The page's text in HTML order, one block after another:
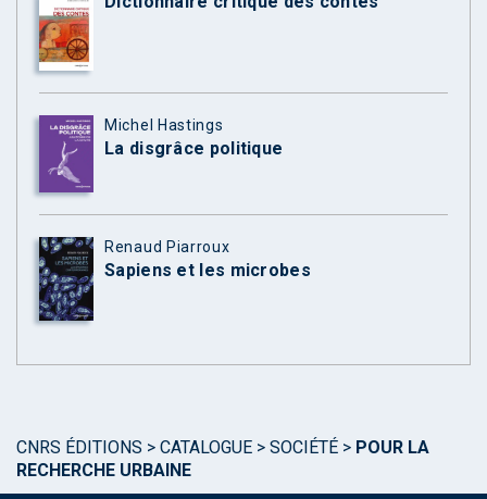
Michel Hastings
La disgrâce politique
Renaud Piarroux
Sapiens et les microbes
CNRS ÉDITIONS > CATALOGUE > SOCIÉTÉ > POUR LA
RECHERCHE URBAINE